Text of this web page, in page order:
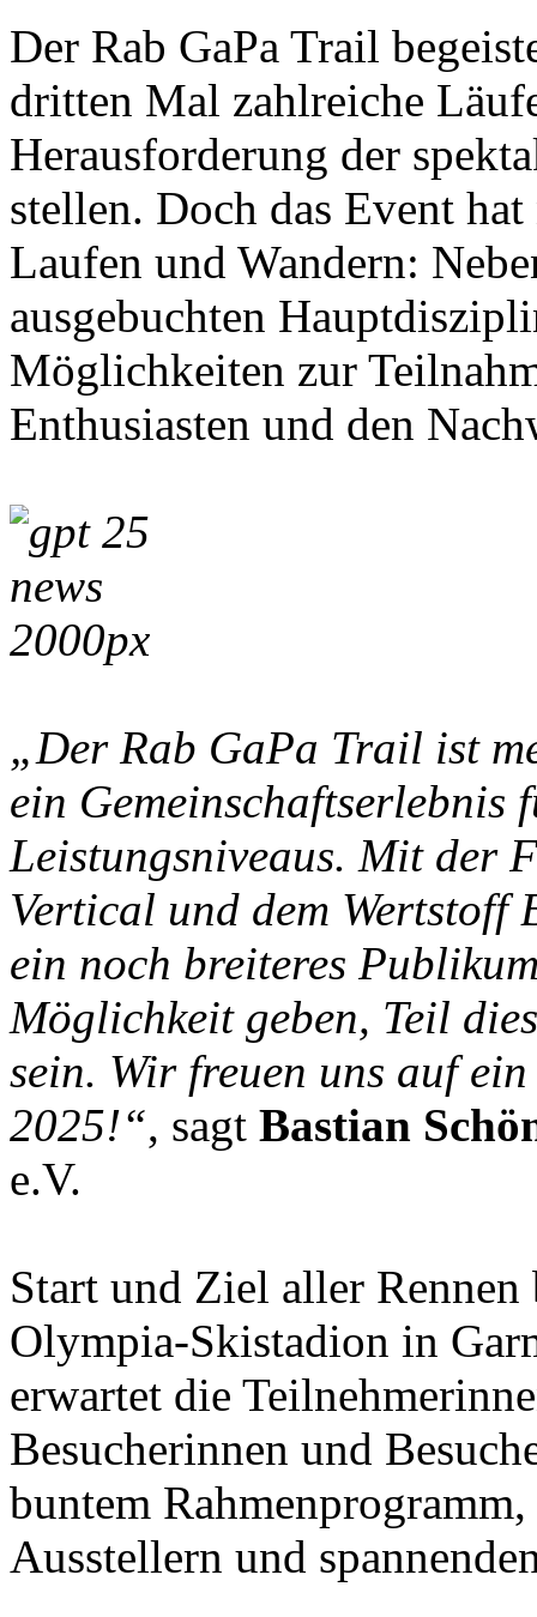
Der Rab GaPa Trail
dritten Mal zahlreiche
Herausforderung der
stellen. Doch das Event
Laufen und Wandern:
ausgebuchten
Möglichkeiten zur
Enthusiasten und den
„Der Rab GaPa Trail ist
ein
Leistungsniveaus. Mit der
Vertical und dem
ein noch breiteres
Möglichkeit geben, Teil
sein. Wir freuen uns auf
2025!“, sagt Bastian
e.V.
Start und Ziel aller
Olympia-Skistadion in
erwartet die
Besucherinnen und
buntem
Ausstellern und